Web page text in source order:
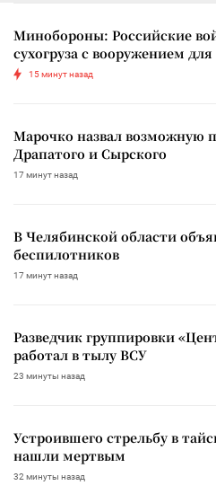
Минобороны: Российские
сухогруза с вооружением
15 минут назад
Марочко назвал возможную
Драпатого и Сырского
17 минут назад
В Челябинской области
беспилотников
17 минут назад
Разведчик группировки
работал в тылу ВСУ
23 минуты назад
Устроившего стрельбу в
нашли мертвым
32 минуты назад